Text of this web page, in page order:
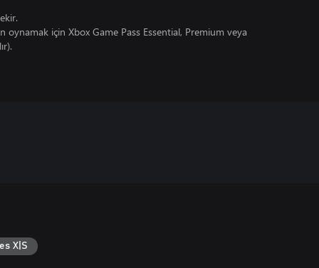
için Xbox Game Pass Essential, Premium veya
X|S